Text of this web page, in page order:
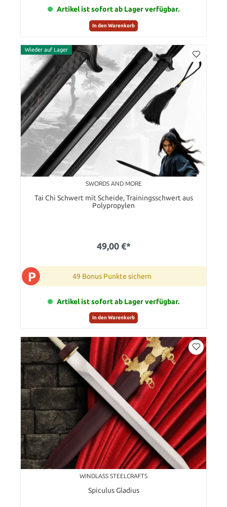
Artikel ist sofort ab Lager verfügbar.
In den Warenkorb
Wieder auf Lager
SWORDS AND MORE
Tai Chi Schwert mit Scheide, Trainingsschwert aus
Polypropylen
49,00 €*
P 49 Bonus Punkte sichern
Artikel ist sofort ab Lager verfügbar.
In den Warenkorb
WINDLASS STEELCRAFTS
Spiculus Gladius